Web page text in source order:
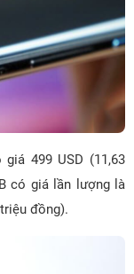
499 USD (11,63
có giá lần lượng là
đồng).